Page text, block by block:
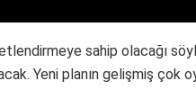
sahip olacağı
Yeni planın gelişmiş